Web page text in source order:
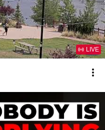
LIVE